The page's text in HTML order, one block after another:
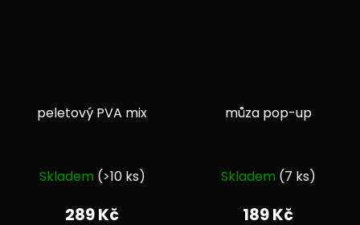
peletový PVA mix
hodnocení
produktu
Skladem (>10 ks)
289 Kč
můza pop-up
hodnocení
produktu
Skladem (7 ks)
189 Kč